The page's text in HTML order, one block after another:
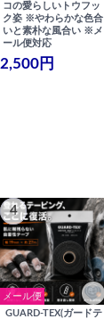
コの愛らしいトウフッ
ク姿 ※やわらかな色合
いと素朴な風合い ※メ
ール便対応
2,500円
4
メール便
GUARD-TEX(ガードテ